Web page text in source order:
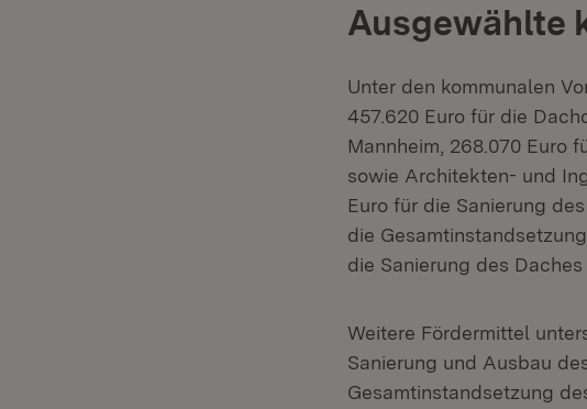
Ausgewählte
Unter den kommunalen
457.620 Euro für die
Mannheim, 268.070 Euro
sowie Architekten- und
Euro für die Sanierung
die
die Sanierung des
Weitere Fördermittel
Sanierung und Ausbau
Gesamtinstandsetzung